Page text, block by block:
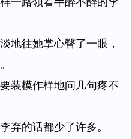
地往她掌心瞥了一眼，
装模作样地问几句疼不
弃的话都少了许多。